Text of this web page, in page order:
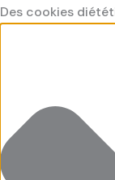
Des cookies
Aller